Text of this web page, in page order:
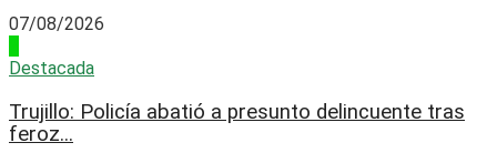
07/08/2026
Destacada
Trujillo: Policía abatió a presunto delincuente tras
feroz...